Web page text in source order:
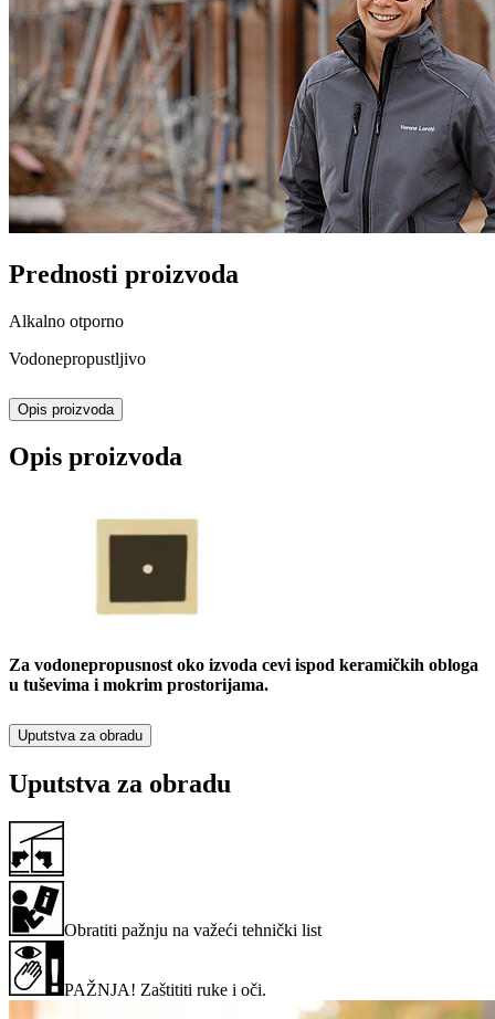
Prednosti proizvoda
Alkalno otporno
Vodonepropustljivo
Opis proizvoda
Opis proizvoda
Za vodonepropusnost oko izvoda cevi ispod keramičkih obloga
u tuševima i mokrim prostorijama.
Uputstva za obradu
Uputstva za obradu
Obratiti pažnju na važeći tehnički list
PAŽNJA! Zaštititi ruke i oči.